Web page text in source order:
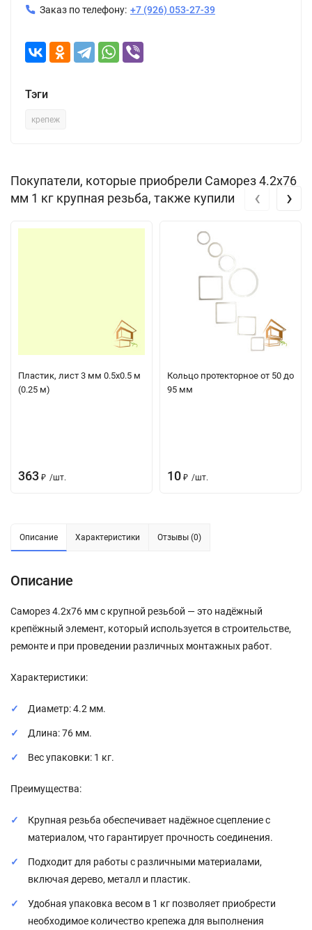
Заказ по телефону: +7 (926) 053-27-39
Тэги
крепеж
Покупатели, которые приобрели Саморез 4.2х76
мм 1 кг крупная резьба, также купили
Пластик, лист 3 мм 0.5х0.5 м
(0.25 м)
363 ₽ /шт.
Кольцо протекторное от 50 до
95 мм
10 ₽ /шт.
‹ ›
Описание Характеристики Отзывы (0)
Описание
Саморез 4.2х76 мм с крупной резьбой — это надёжный
крепёжный элемент, который используется в строительстве,
ремонте и при проведении различных монтажных работ.
Характеристики:
Диаметр: 4.2 мм.
Длина: 76 мм.
Вес упаковки: 1 кг.
Преимущества:
Крупная резьба обеспечивает надёжное сцепление с
материалом, что гарантирует прочность соединения.
Подходит для работы с различными материалами,
включая дерево, металл и пластик.
Удобная упаковка весом в 1 кг позволяет приобрести
необходимое количество крепежа для выполнения